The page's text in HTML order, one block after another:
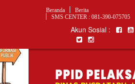
Beranda
Berita
SMS CENTER : 081-390-075705
Akun Sosial :